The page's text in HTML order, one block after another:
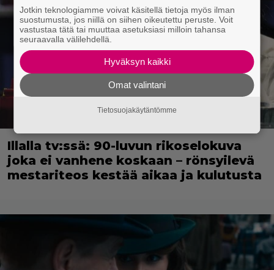
Illalla tv:ssä: 90-luvun rikoselokuva
joka ei vanhene koskaan – rönsyilevä
mestariteos kestää aikaa ja kulutusta
Jotkin teknologiamme voivat käsitellä tietoja myös ilman
suostumusta, jos niillä on siihen oikeutettu peruste. Voit
vastustaa tätä tai muuttaa asetuksiasi milloin tahansa
seuraavalla välilehdellä.
Hyväksyn kaikki
Omat valintani
Tietosuojakäytäntömme